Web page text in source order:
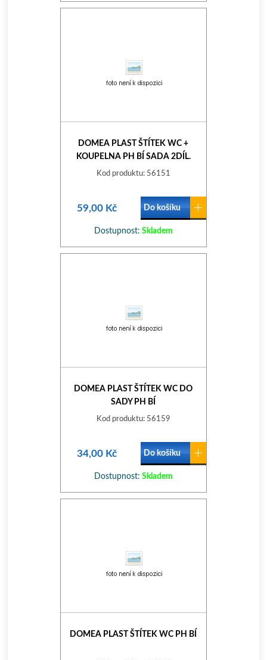
DOMEA PLAST ŠTÍTEK WC +
KOUPELNA PH BÍ SADA 2DÍL.
Kod produktu: 56151
59,00 Kč Do košíku
Dostupnost: Skladem
DOMEA PLAST ŠTÍTEK WC DO
SADY PH BÍ
Kod produktu: 56159
34,00 Kč Do košíku
Dostupnost: Skladem
DOMEA PLAST ŠTÍTEK WC PH BÍ